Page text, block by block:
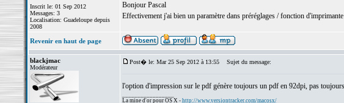
Inscrit le: 01 Sep 2012
Messages: 3
Localisation: Guadeloupe depuis
2008
Bonjour Pascal
Effectivement j'ai bien un paramètre dans préréglages / fonction
Revenir en haut de page
blackjmac
Modérateur
Post� le: Mar 25 Sep 2012 à 13:55 Sujet du message:
l'option d'impression sur le pdf génère toujours un pdf en 92dpi, pas
La mine d'or pour OS X - http://www.versiontracker.com/macosx/